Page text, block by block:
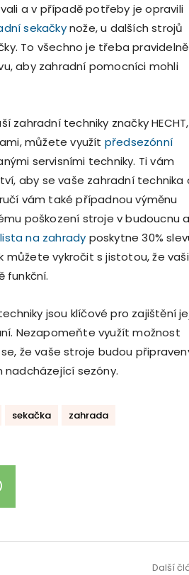
a v případě potřeby je opravili
sekačkynože, u dalších strojů
To všechno je třeba pravidelně
aby zahradní pomocníci mohli
zahradní techniky značky HECHT,
můžete využít předsezónní
servisními techniky. Ti vám
aby se vaše zahradní technika
vám také případnou výměnu
poškození stroje v budoucnu a
na zahrady poskytne 30%
můžete vykročit s jistotou, že vaši
funkční.
jsou klíčové pro zajištění
Nezapomeňte využít možnost
že vaše stroje budou
nadcházející sezóny.
sekačka
zahrada
Další